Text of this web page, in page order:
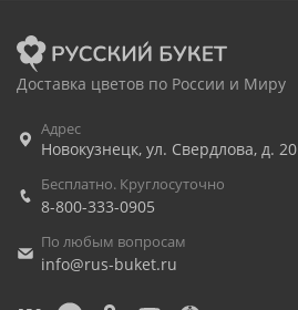
Доставка цветов по России и Миру
Адрес
Новокузнецк, ул. Свердлова, д. 20
Бесплатно. Круглосуточно
8-800-333-0905
По любым вопросам
info@rus-buket.ru